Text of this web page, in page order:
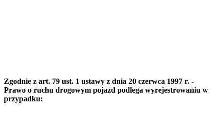
Zgodnie z art. 79 ust. 1 ustawy z dnia 20 czerwca 1997 r. -
Prawo o ruchu drogowym pojazd podlega wyrejestrowaniu w
przypadku: